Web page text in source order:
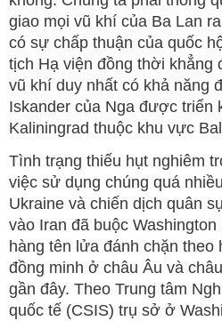
giao mọi vũ khí của Ba Lan
có sự chấp thuận của quốc
tịch Hạ viện đồng thời khẳng
vũ khí duy nhất có khả năng
Iskander của Nga được triển
Kaliningrad thuộc khu vực
Tình trạng thiếu hụt nghiêm
việc sử dụng chúng quá
Ukraine và chiến dịch quân
vào Iran đã buộc
hàng tên lửa đánh chặn theo
đồng minh ở châu Âu và
gần đây. Theo Trung tâm
quốc tế (CSIS) trụ sở ở